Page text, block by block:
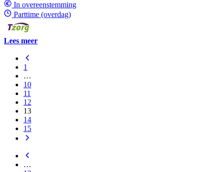
In overeenstemming
Parttime (overdag)
Lees meer
1
…
10
11
12
13
14
15
…